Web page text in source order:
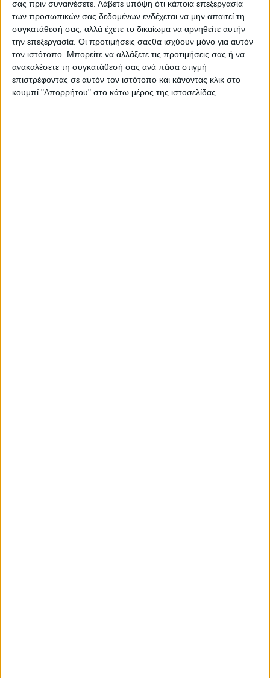
σας πριν συναινέσετε. Λάβετε υπόψη ότι κάποια επεξεργασία
των προσωπικών σας δεδομένων ενδέχεται να μην απαιτεί τη
συγκατάθεσή σας, αλλά έχετε το δικαίωμα να αρνηθείτε αυτήν
την επεξεργασία. Οι προτιμήσεις σαςθα ισχύουν μόνο για αυτόν
τον ιστότοπο. Μπορείτε να αλλάξετε τις προτιμήσεις σας ή να
ανακαλέσετε τη συγκατάθεσή σας ανά πάσα στιγμή
επιστρέφοντας σε αυτόν τον ιστότοπο και κάνοντας κλικ στο
κουμπί "Απορρήτου" στο κάτω μέρος της ιστοσελίδας.
χώρες με μακρά ιστορία και πολιτισμό, συνεχίζουν να
ενισχύουν τις σχέσεις τους μέσω της συνεργασίας στο
πλαίσιο της πρωτοβουλίας «Μία Ζώνη, Ένας Δρόμος». Οι
δύο χώρες έχουν επιτύχει αξιοσημείωτη πρόοδο στον
τομέα της οικονομικής συνεργασίας, με την Κίνα να
γίνεται ο τρίτος μεγαλύτερος εμπορικός εταίρος της
Ελλάδας και η Ελλάδα να αναδεικνύεται ως σημαντικός
εμπορικός εταίρος της Κίνας στην Ευρώπη.